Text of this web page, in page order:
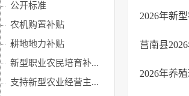
公开标准
农机购置补贴
耕地地力补贴
新型职业农民培育补...
支持新型农业经营主...
2026年新
莒南县
2026年养